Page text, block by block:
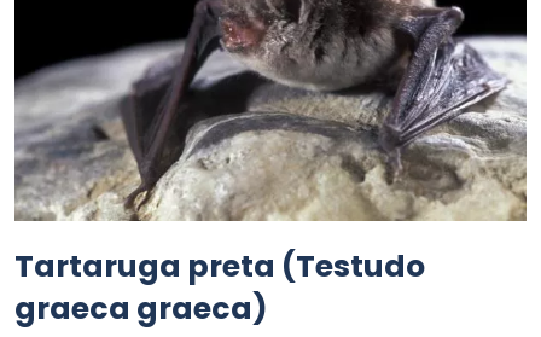
Tartaruga preta (Testudo
graeca graeca)